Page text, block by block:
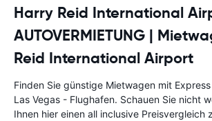
Harry Reid International
AUTOVERMIETUNG |
Reid International Airport
Finden Sie günstige Mietwagen mit
Las Vegas - Flughafen. Schauen Sie nicht
Ihnen hier einen all inclusive Preisvergleich